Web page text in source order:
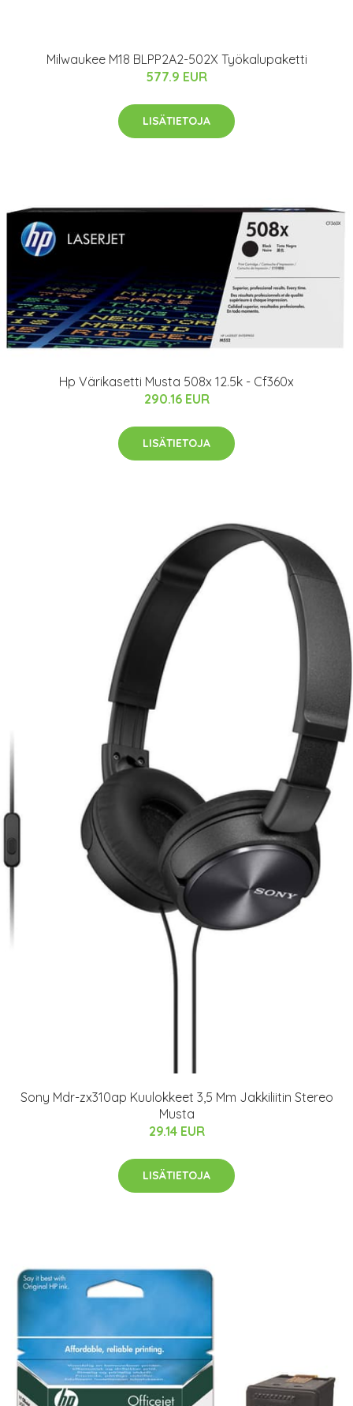
Milwaukee M18 BLPP2A2-502X Työkalupaketti
577.9 EUR
LISÄTIETOJA
Hp Värikasetti Musta 508x 12.5k - Cf360x
290.16 EUR
LISÄTIETOJA
Sony Mdr-zx310ap Kuulokkeet 3,5 Mm Jakkiliitin Stereo
Musta
29.14 EUR
LISÄTIETOJA